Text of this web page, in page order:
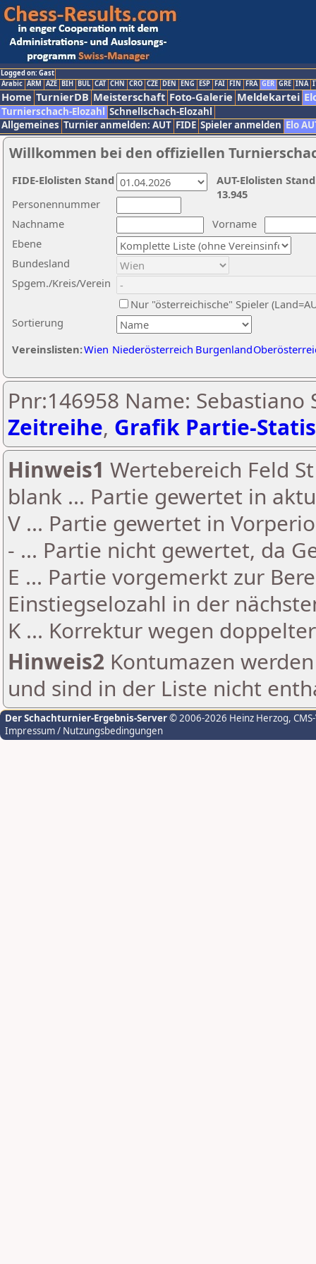
Logged on: Gast
Arabic ARM AZE BIH BUL CAT CHN CRO CZE DEN ENG ESP FAI FIN FRA GER GRE INA
Home TurnierDB Meisterschaft Foto-Galerie Meldekartei
Turnierschach-Elozahl Schnellschach-Elozahl
Allgemeines Turnier anmelden: AUT FIDE Spieler anmelden Elo
Willkommen bei den offiziellen
Nachname
Vorname
Ebene
Sortierung
Personennummer
Bundesland
Spgem./Kreis/Verein
Nur "österreichische" Spieler
Vereinslisten:Wien Niederösterreich Burgenland
AUT-Elolisten
13.945
FIDE-Elolisten Stand
Pnr:146958 Name: Sebastiano
Zeitreihe, Grafik Partie-
Hinweis1 Wertebereich Feld
blank ... Partie gewertet in
V ... Partie gewertet in
- ... Partie nicht gewertet, da
E ... Partie vorgemerkt zur
Einstiegselozahl in der
K ... Korrektur wegen
Hinweis2 Kontumazen
und sind in der Liste nicht
Der Schachturnier-Ergebnis-Server© 2006-2026 Heinz Herzog,
Impressum / Nutzungsbedingungen